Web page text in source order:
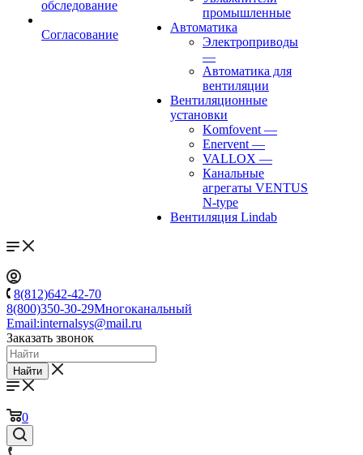
обследование
Согласование
промышленные
Автоматика
Электроприводы
—
Автоматика для
вентиляции
Вентиляционные
установки
Komfovent —
Enervent —
VALLOX —
Канальные
агрегаты VENTUS
N-type
Вентиляция Lindab
8(812)642-42-70
8(800)350-30-29Многоканальный
Email:internalsys@mail.ru
Заказать звонок
Найти
0